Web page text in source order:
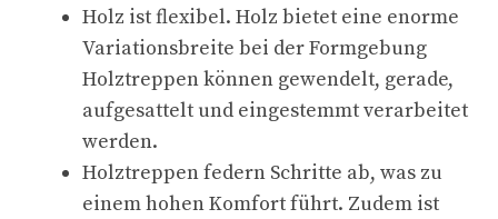
Holz ist flexibel. Holz bietet eine enorme
Variationsbreite bei der Formgebung
Holztreppen können gewendelt, gerade,
aufgesattelt und eingestemmt verarbeitet
werden.
Holztreppen federn Schritte ab, was zu
einem hohen Komfort führt. Zudem ist